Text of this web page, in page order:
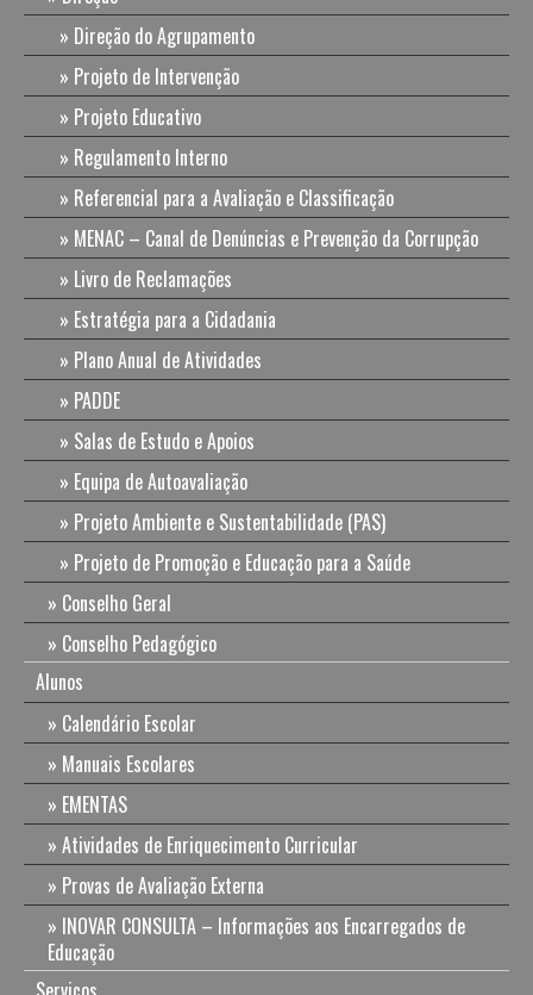
Direção do Agrupamento
Projeto de Intervenção
Projeto Educativo
Regulamento Interno
Referencial para a Avaliação e Classificação
MENAC – Canal de Denúncias e Prevenção da Corrupção
Livro de Reclamações
Estratégia para a Cidadania
Plano Anual de Atividades
PADDE
Salas de Estudo e Apoios
Equipa de Autoavaliação
Projeto Ambiente e Sustentabilidade (PAS)
Projeto de Promoção e Educação para a Saúde
Conselho Geral
Conselho Pedagógico
Alunos
Calendário Escolar
Manuais Escolares
EMENTAS
Atividades de Enriquecimento Curricular
Provas de Avaliação Externa
INOVAR CONSULTA – Informações aos Encarregados de
Educação